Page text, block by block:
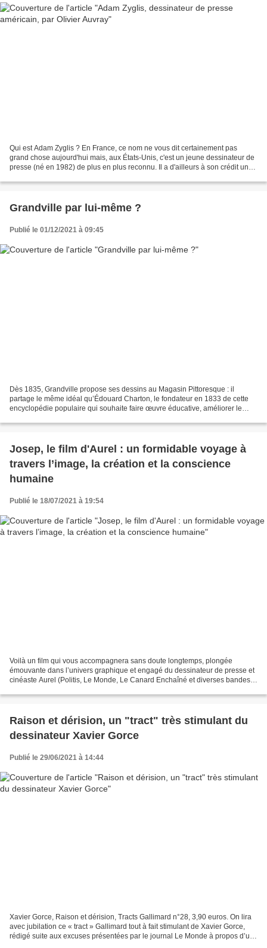
Qui est Adam Zyglis ? En France, ce nom ne vous dit certainement pas
grand chose aujourd'hui mais, aux États-Unis, c'est un jeune dessinateur de
presse (né en 1982) de plus en plus reconnu. Il a d'ailleurs à son crédit un
Grandville par lui-même ?
Publié le 01/12/2021 à 09:45
Dès 1835, Grandville propose ses dessins au Magasin Pittoresque : il
partage le même idéal qu’Édouard Charton, le fondateur en 1833 de cette
encyclopédie populaire qui souhaite faire œuvre éducative, améliorer le
Josep, le film d'Aurel : un formidable voyage à
travers l’image, la création et la conscience
humaine
Publié le 18/07/2021 à 19:54
Voilà un film qui vous accompagnera sans doute longtemps, plongée
émouvante dans l’univers graphique et engagé du dessinateur de presse et
cinéaste Aurel (Politis, Le Monde, Le Canard Enchaîné et diverses bandes
Raison et dérision, un "tract" très stimulant du
dessinateur Xavier Gorce
Publié le 29/06/2021 à 14:44
Xavier Gorce, Raison et dérision, Tracts Gallimard n°28, 3,90 euros. On lira
avec jubilation ce « tract » Gallimard tout à fait stimulant de Xavier Gorce,
rédigé suite aux excuses présentées par le journal Le Monde à propos d’un